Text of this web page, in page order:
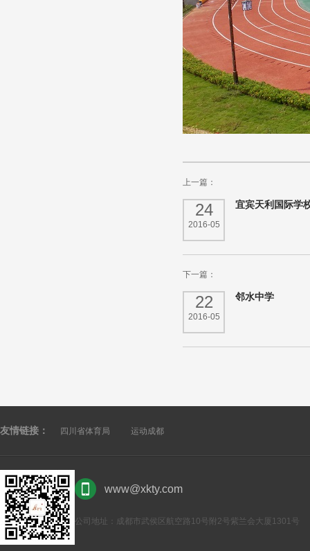
上一篇：
24
2016-05
宜宾天利国际学
下一篇：
22
2016-05
邻水中学
友情链接： 四川省体育局 运动成都
www@xkty.com
公司地址：成都市武侯区航空路10号附2号紫兰会大厦1301号